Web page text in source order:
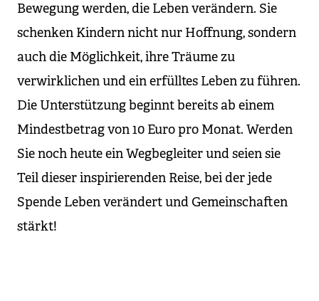
Bewegung werden, die Leben verändern. Sie
schenken Kindern nicht nur Hoffnung, sondern
auch die Möglichkeit, ihre Träume zu
verwirklichen und ein erfülltes Leben zu führen.
Die Unterstützung beginnt bereits ab einem
Mindestbetrag von 10 Euro pro Monat. Werden
Sie noch heute ein Wegbegleiter und seien sie
Teil dieser inspirierenden Reise, bei der jede
Spende Leben verändert und Gemeinschaften
stärkt!